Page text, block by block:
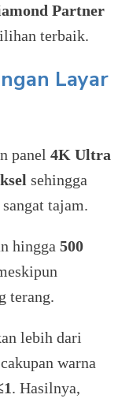
Partner
terbaik.
Layar
panel 4K Ultra
sehingga
tajam.
hingga 500
terang.
lebih dari
warna
. Hasilnya,